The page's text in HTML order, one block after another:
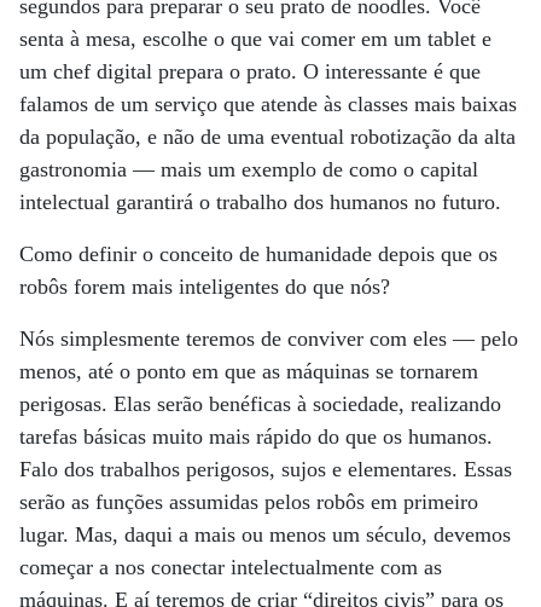
segundos para preparar o seu prato de noodles. Você
senta à mesa, escolhe o que vai comer em um tablet e
um chef digital prepara o prato. O interessante é que
falamos de um serviço que atende às classes mais baixas
da população, e não de uma eventual robotização da alta
gastronomia — mais um exemplo de como o capital
intelectual garantirá o trabalho dos humanos no futuro.
Como definir o conceito de humanidade depois que os
robôs forem mais inteligentes do que nós?
Nós simplesmente teremos de conviver com eles — pelo
menos, até o ponto em que as máquinas se tornarem
perigosas. Elas serão benéficas à sociedade, realizando
tarefas básicas muito mais rápido do que os humanos.
Falo dos trabalhos perigosos, sujos e elementares. Essas
serão as funções assumidas pelos robôs em primeiro
lugar. Mas, daqui a mais ou menos um século, devemos
começar a nos conectar intelectualmente com as
máquinas. E aí teremos de criar “direitos civis” para os